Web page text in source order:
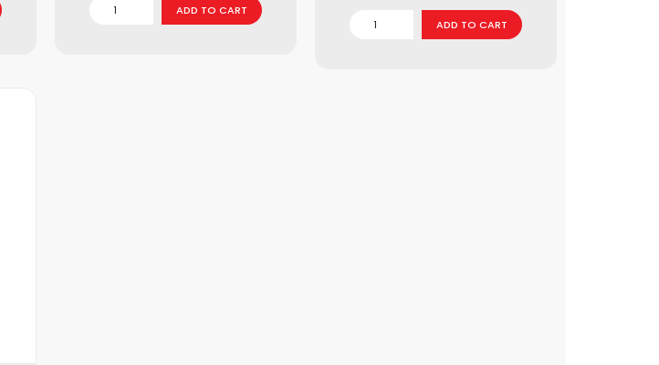
ADD TO CART
ADD TO CART